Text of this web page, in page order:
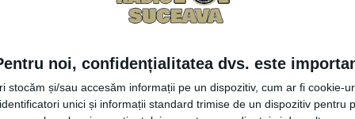
noi, confidențialitatea dvs. este
stocăm și/sau accesăm informații pe un dispozitiv, cum ar fi cookie-
unici și informații standard trimise de un dispozitiv pentru
Criză de profesori de
mobilitate, directorii stau și-i